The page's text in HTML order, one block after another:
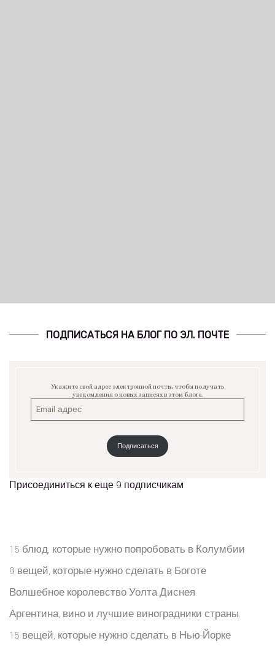
ПОДПИСАТЬСЯ НА БЛОГ ПО ЭЛ. ПОЧТЕ
Укажите свой адрес электронной почты, чтобы получать
уведомления о новых записях в этом блоге.
Подписаться
Присоединиться к еще 9 подписчикам
15 блюд, которые нужно попробовать в Колумбии
9 вещей, которые нужно сделать в Боготе
Волшебное королевство Уолта Диснея.
Аргентина, вино и лучшие виноградники страны.
15 вещей, которые нужно сделать в Нью-Йорке